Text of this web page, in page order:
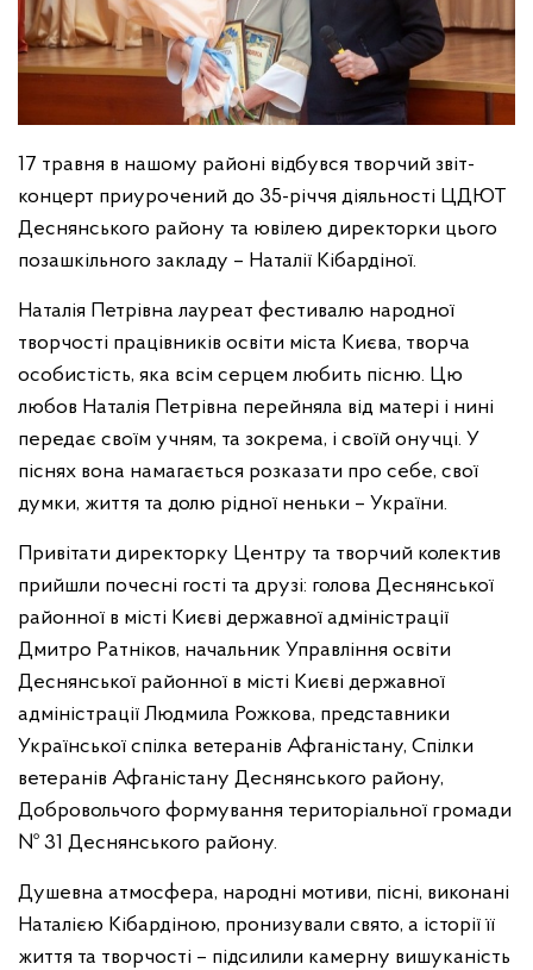
17 травня в нашому районі відбувся творчий звіт-
концерт приурочений до 35-річчя діяльності ЦДЮТ
Деснянського району та ювілею директорки цього
позашкільного закладу – Наталії Кібардіної.
Наталія Петрівна лауреат фестивалю народної
творчості працівників освіти міста Києва, творча
особистість, яка всім серцем любить пісню. Цю
любов Наталія Петрівна перейняла від матері і нині
передає своїм учням, та зокрема, і своїй онучці. У
піснях вона намагається розказати про себе, свої
думки, життя та долю рідної неньки – України.
Привітати директорку Центру та творчий колектив
прийшли почесні гості та друзі: голова Деснянської
районної в місті Києві державної адміністрації
Дмитро Ратніков, начальник Управління освіти
Деснянської районної в місті Києві державної
адміністрації Людмила Рожкова, представники
Української спілка ветеранів Афганістану, Спілки
ветеранів Афганістану Деснянського району,
Добровольчого формування територіальної громади
№ 31 Деснянського району.
Душевна атмосфера, народні мотиви, пісні, виконані
Наталією Кібардіною, пронизували свято, а історії її
життя та творчості – підсилили камерну вишуканість